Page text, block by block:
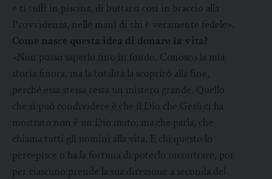
e ti tuffi in piscina, di buttarsi così in braccio alla
Provvidenza, nelle mani di chi è veramente fedele».
Come nasce questa idea di donare la vita?
«Non posso saperlo fino in fondo. Conosco la mia
storia finora, ma la totalità la scoprirò alla fine,
perché essa stessa resta un mistero grande. Quello
che si può condividere è che il Dio che Gesù ci ha
mostrato non è un Dio muto, ma che parla, che
chiama tutti gli uomini alla vita. E chi questo lo
percepisce o ha la fortuna di poterlo incontrare, poi
per ciascuno prende la sua direzione a seconda del